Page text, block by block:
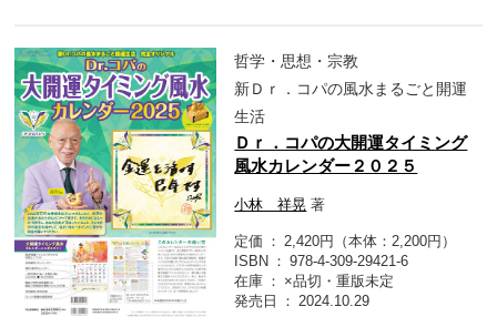
哲学・思想・宗教
新Ｄｒ．コパの風水まるごと開運
生活
Ｄｒ．コパの大開運タイミング
風水カレンダー２０２５
小林 祥晃 著
定価
2,420円（本体：2,200円）
ISBN
978-4-309-29421-6
在庫
×品切・重版未定
発売日
2024.10.29